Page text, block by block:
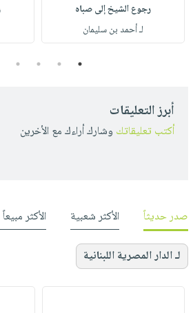
رجوع الشيخ إلى صباه
لـ أحمد بن سليمان
1
2
3
4
أبرز التعليقات
أكتب تعليقاتك وشارك أراءك مع الأخرين
صدر حديثاً الأكثر شعبية الأكثر
لـ الدار المصرية اللبنانية